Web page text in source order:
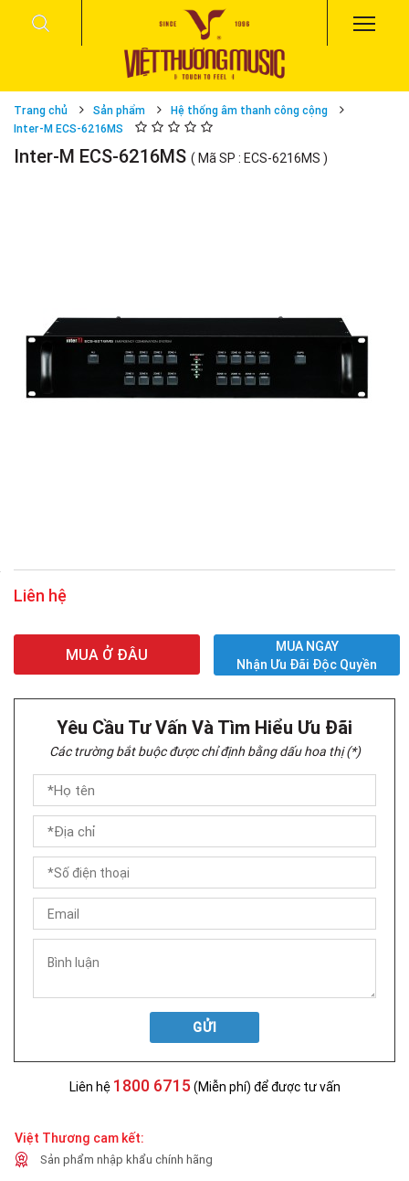
Trang chủ Sản phẩm
Hệ thống âm thanh công cộng
Inter-M ECS-6216MS
Inter-M ECS-6216MS ( Mã SP : ECS-6216MS )
Liên hệ
MUA Ở ĐÂU
MUA NGAY
Nhận Ưu Đãi Độc Quyền
Yêu Cầu Tư Vấn Và Tìm Hiểu Ưu Đãi
Các trường bắt buộc được chỉ định bằng dấu hoa thị (*)
GỬI
Liên hệ 1800 6715 (Miễn phí) để được tư vấn
Việt Thương cam kết:
Sản phẩm nhập khẩu chính hãng